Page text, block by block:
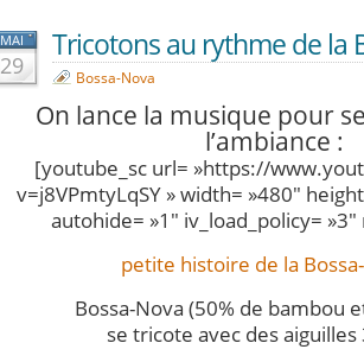
MAI
29
Tricotons au rythme de la
Bossa-Nova
On lance la musique pour
l’ambiance :
[youtube_sc url= »https://
v=j8VPmtyLqSY » width= »480″
autohide= »1″ iv_load_policy=
petite histoire de la
Bossa-Nova (50% de bambou
se tricote avec des aiguilles